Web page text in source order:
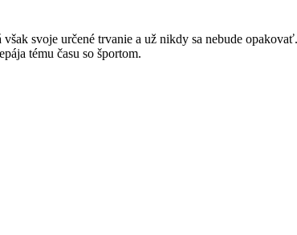
svoje určené trvanie a už nikdy sa nebude
tému času so športom.